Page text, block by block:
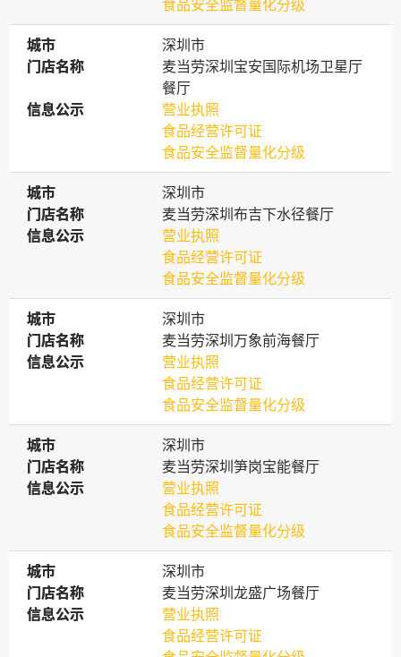
食品安全监督量化分级
城市
城市
深圳市
门店名称
门店名称
麦当劳深圳宝安国际机场卫星厅
餐厅
信息公示
信息公示
营业执照
食品经营许可证
食品安全监督量化分级
城市
城市
深圳市
门店名称
门店名称
麦当劳深圳布吉下水径餐厅
信息公示
信息公示
营业执照
食品经营许可证
食品安全监督量化分级
城市
城市
深圳市
门店名称
门店名称
麦当劳深圳万象前海餐厅
信息公示
信息公示
营业执照
食品经营许可证
食品安全监督量化分级
城市
城市
深圳市
门店名称
门店名称
麦当劳深圳笋岗宝能餐厅
信息公示
信息公示
营业执照
食品经营许可证
食品安全监督量化分级
城市
城市
深圳市
门店名称
门店名称
麦当劳深圳龙盛广场餐厅
信息公示
信息公示
营业执照
食品经营许可证